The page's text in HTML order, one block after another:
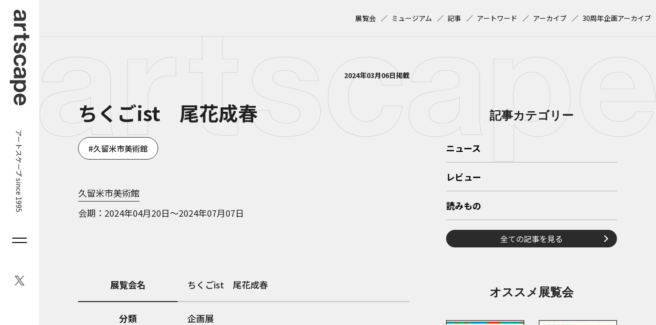
アートスケープ since 1995
展覧会 ミュージアム 記事 アートワード アーカイブ 30周年企画アーカイブ
2024年03月06日掲載
ちくごist 尾花成春
久留米市美術館
久留米市美術館
会期
2024年04月20日～2024年07月07日
展覧会名 ちくごist 尾花成春
分類 企画展
記事カテゴリー
ニュース
レビュー
読みもの
全ての記事を見る
オススメ展覧会